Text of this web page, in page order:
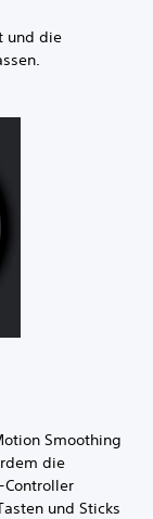
und die
Smoothing
die
Controller
und Sticks